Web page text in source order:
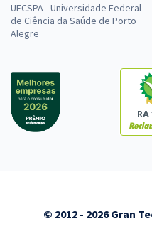
UFCSPA - Universidade Federal
de Ciência da Saúde de Porto
Alegre
RA
© 2012 - 2026 Gran